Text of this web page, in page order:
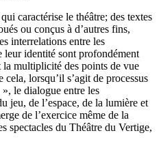
caractérise le théâtre; des textes
ou conçus à d’autres fins,
interrelations entre les
leur identité sont profondément
la multiplicité des points de vue
lorsqu’il s’agit de processus
le dialogue entre les
jeu, de l’espace, de la lumière et
de l’exercice même de la
spectacles du Théâtre du Vertige,